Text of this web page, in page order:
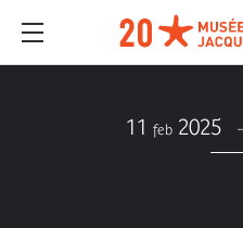
11 feb 2025